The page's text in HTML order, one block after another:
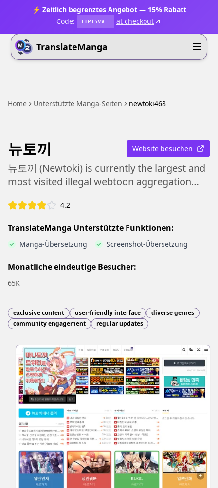
⚡ Zeitlich begrenztes Angebot — 15% Rabatt
Code:
T1P15VV at checkout
TranslateManga
Home Unterstützte Manga-Seiten newtoki468
뉴토끼 Website besuchen
뉴토끼 (Newtoki) is currently the largest and
most visited illegal webtoon aggregation
4.2
TranslateManga Unterstützte Funktionen:
Manga-Übersetzung Screenshot-Übersetzung
Monatliche eindeutige Besucher:
65K
exclusive content user-friendly interface
diverse genres
community engagement
regular updates